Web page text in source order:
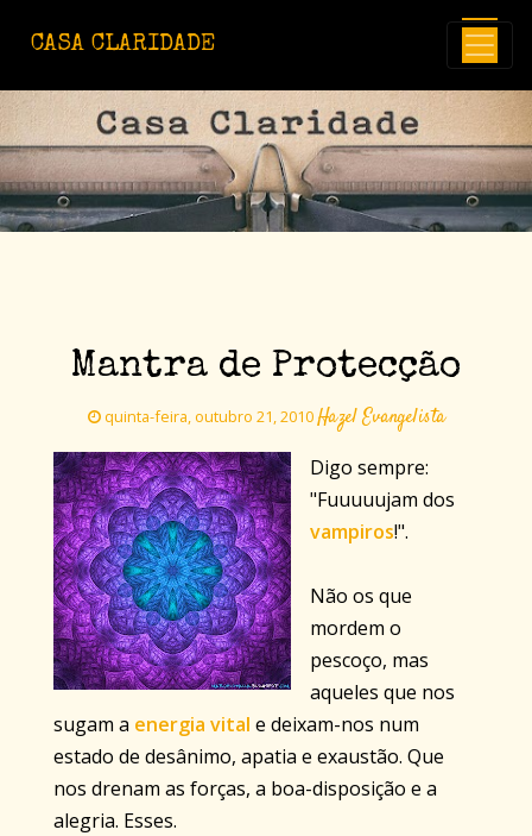
CASA CLARIDADE
Mantra de Protecção
quinta-feira, outubro 21, 2010Hazel Evangelista
Digo sempre:
"Fuuuuujam dos
vampiros!".
Não os que
mordem o
pescoço, mas
aqueles que nos
sugam a energia vital e deixam-nos num
estado de desânimo, apatia e exaustão. Que
nos drenam as forças, a boa-disposição e a
alegria. Esses.